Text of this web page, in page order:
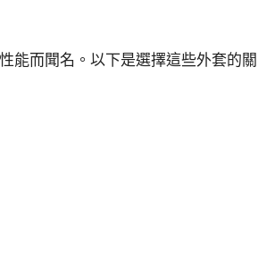
能而聞名。以下是選擇這些外套的關